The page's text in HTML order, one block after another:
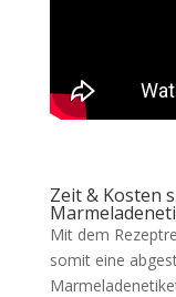
Zeit & Kosten
Mit dem
somit eine